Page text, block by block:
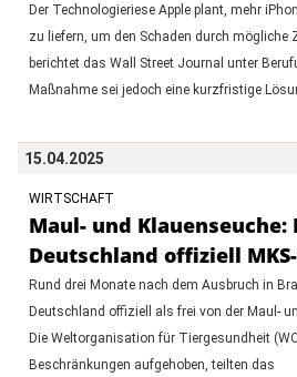
Der Technologieriese Apple plant, mehr
zu liefern, um den Schaden durch mögliche
berichtet das Wall Street Journal unter
Maßnahme sei jedoch eine kurzfristige
15.04.2025
WIRTSCHAFT
Maul- und Klauenseuche:
Deutschland offiziell
Rund drei Monate nach dem Ausbruch in
Deutschland offiziell als frei von der Maul-
Die Weltorganisation für Tiergesundheit
Beschränkungen aufgehoben, teilten das